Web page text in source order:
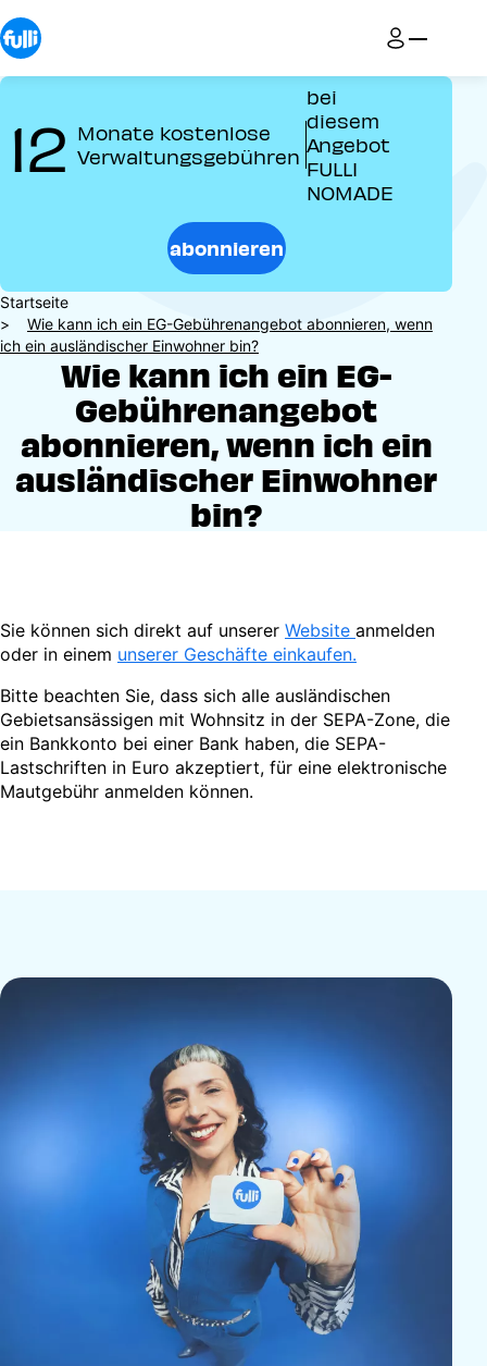
Direkt
zum
Inhalt
12 Monate kostenlose
Verwaltungsgebühren
bei
diesem
Angebot
FULLI
NOMADE
abonnieren
Pfadnavigation
Startseite
Wie kann ich ein EG-Gebührenangebot abonnieren, wenn
ich ein ausländischer Einwohner bin?
Wie kann ich ein EG-
Gebührenangebot
abonnieren, wenn ich ein
ausländischer Einwohner
bin?
Sie können sich direkt auf unserer Website anmelden
oder in einem unserer Geschäfte einkaufen.
Bitte beachten Sie, dass sich alle ausländischen
Gebietsansässigen mit Wohnsitz in der SEPA-Zone, die
ein Bankkonto bei einer Bank haben, die SEPA-
Lastschriften in Euro akzeptiert, für eine elektronische
Mautgebühr anmelden können.